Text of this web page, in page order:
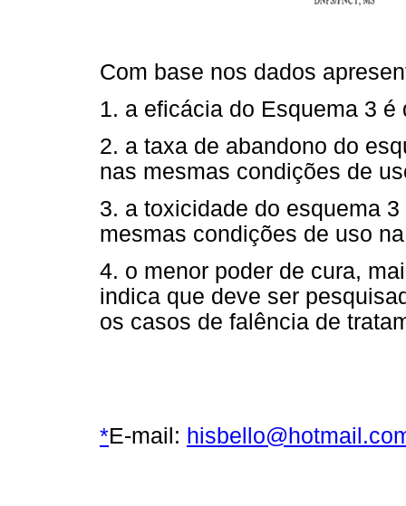
Com base nos dados
1. a eficácia do Esquema 3 é
2. a taxa de abandono do
nas mesmas condições de
3. a toxicidade do esquema
mesmas condições de uso
4. o menor poder de cura,
indica que deve ser
os casos de falência de
*E-mail: